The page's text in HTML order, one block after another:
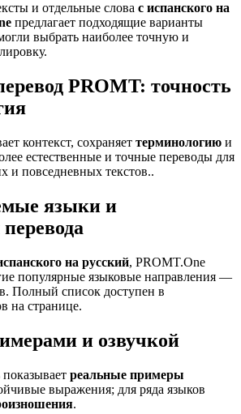
и отдельные слова с испанского на
предлагает подходящие варианты
выбрать наиболее точную и
PROMT: точность
контекст, сохраняет терминологию и
естественные и точные переводы для
и повседневных текстов..
языки и
на русский, PROMT.One
популярные языковые направления —
Полный список доступен в
на странице.
и озвучкой
реальные примеры
выражения; для ряда языков
.